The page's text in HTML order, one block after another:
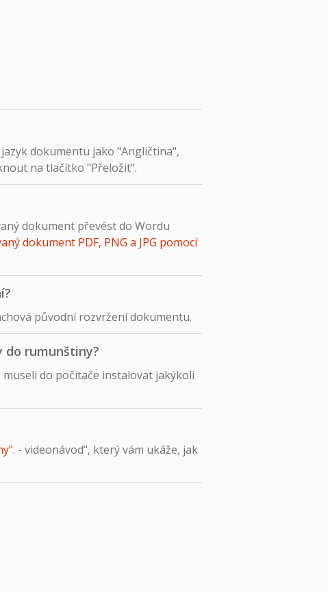
dokumentu jako "Angličtina",
na tlačítko "Přeložit".
dokument převést do Wordu
dokument PDF, PNG a JPG pomocí
původní rozvržení dokumentu.
rumunštiny?
do počítače instalovat jakýkoli
. - videonávod", který vám ukáže, jak